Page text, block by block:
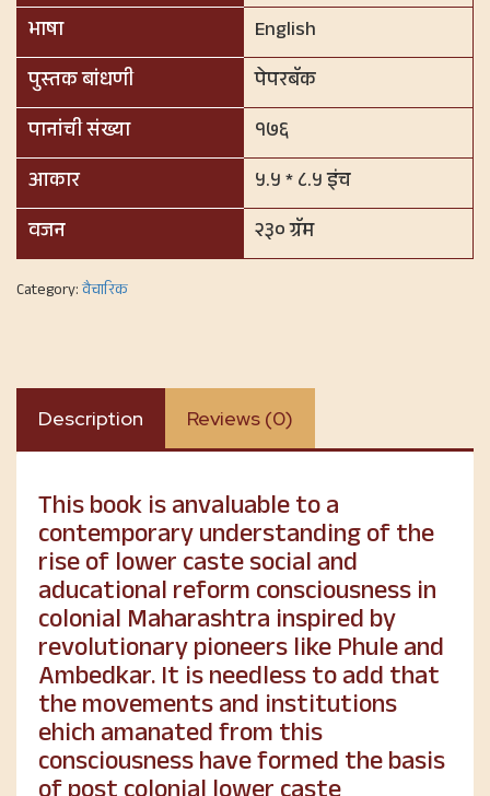
भाषा
English
पुस्तक बांधणी
पेपरबॅक
पानांची संख्या
१७६
आकार
५.५ * ८.५ इंच
वजन
२३० ग्रॅम
Category:वैचारिक
Description Reviews (0)
This book is anvaluable to a
contemporary understanding of the
rise of lower caste social and
aducational reform consciousness in
colonial Maharashtra inspired by
revolutionary pioneers like Phule and
Ambedkar. It is needless to add that
the movements and institutions
ehich amanated from this
consciousness have formed the basis